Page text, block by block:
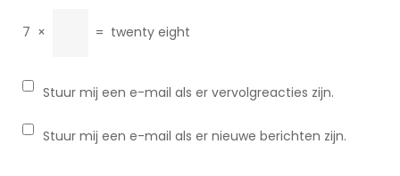
7 × = twenty eight
Stuur mij een e-mail als er vervolgreacties zijn.
Stuur mij een e-mail als er nieuwe berichten zijn.